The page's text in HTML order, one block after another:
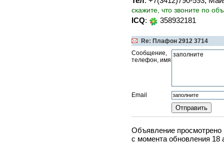
скажите, что звоните по
ICQ: 358932181
Re: Плафон 2912 3714
Сообщение,
телефон, имя
Email
Объявление просмотрено
c момента обновления 18